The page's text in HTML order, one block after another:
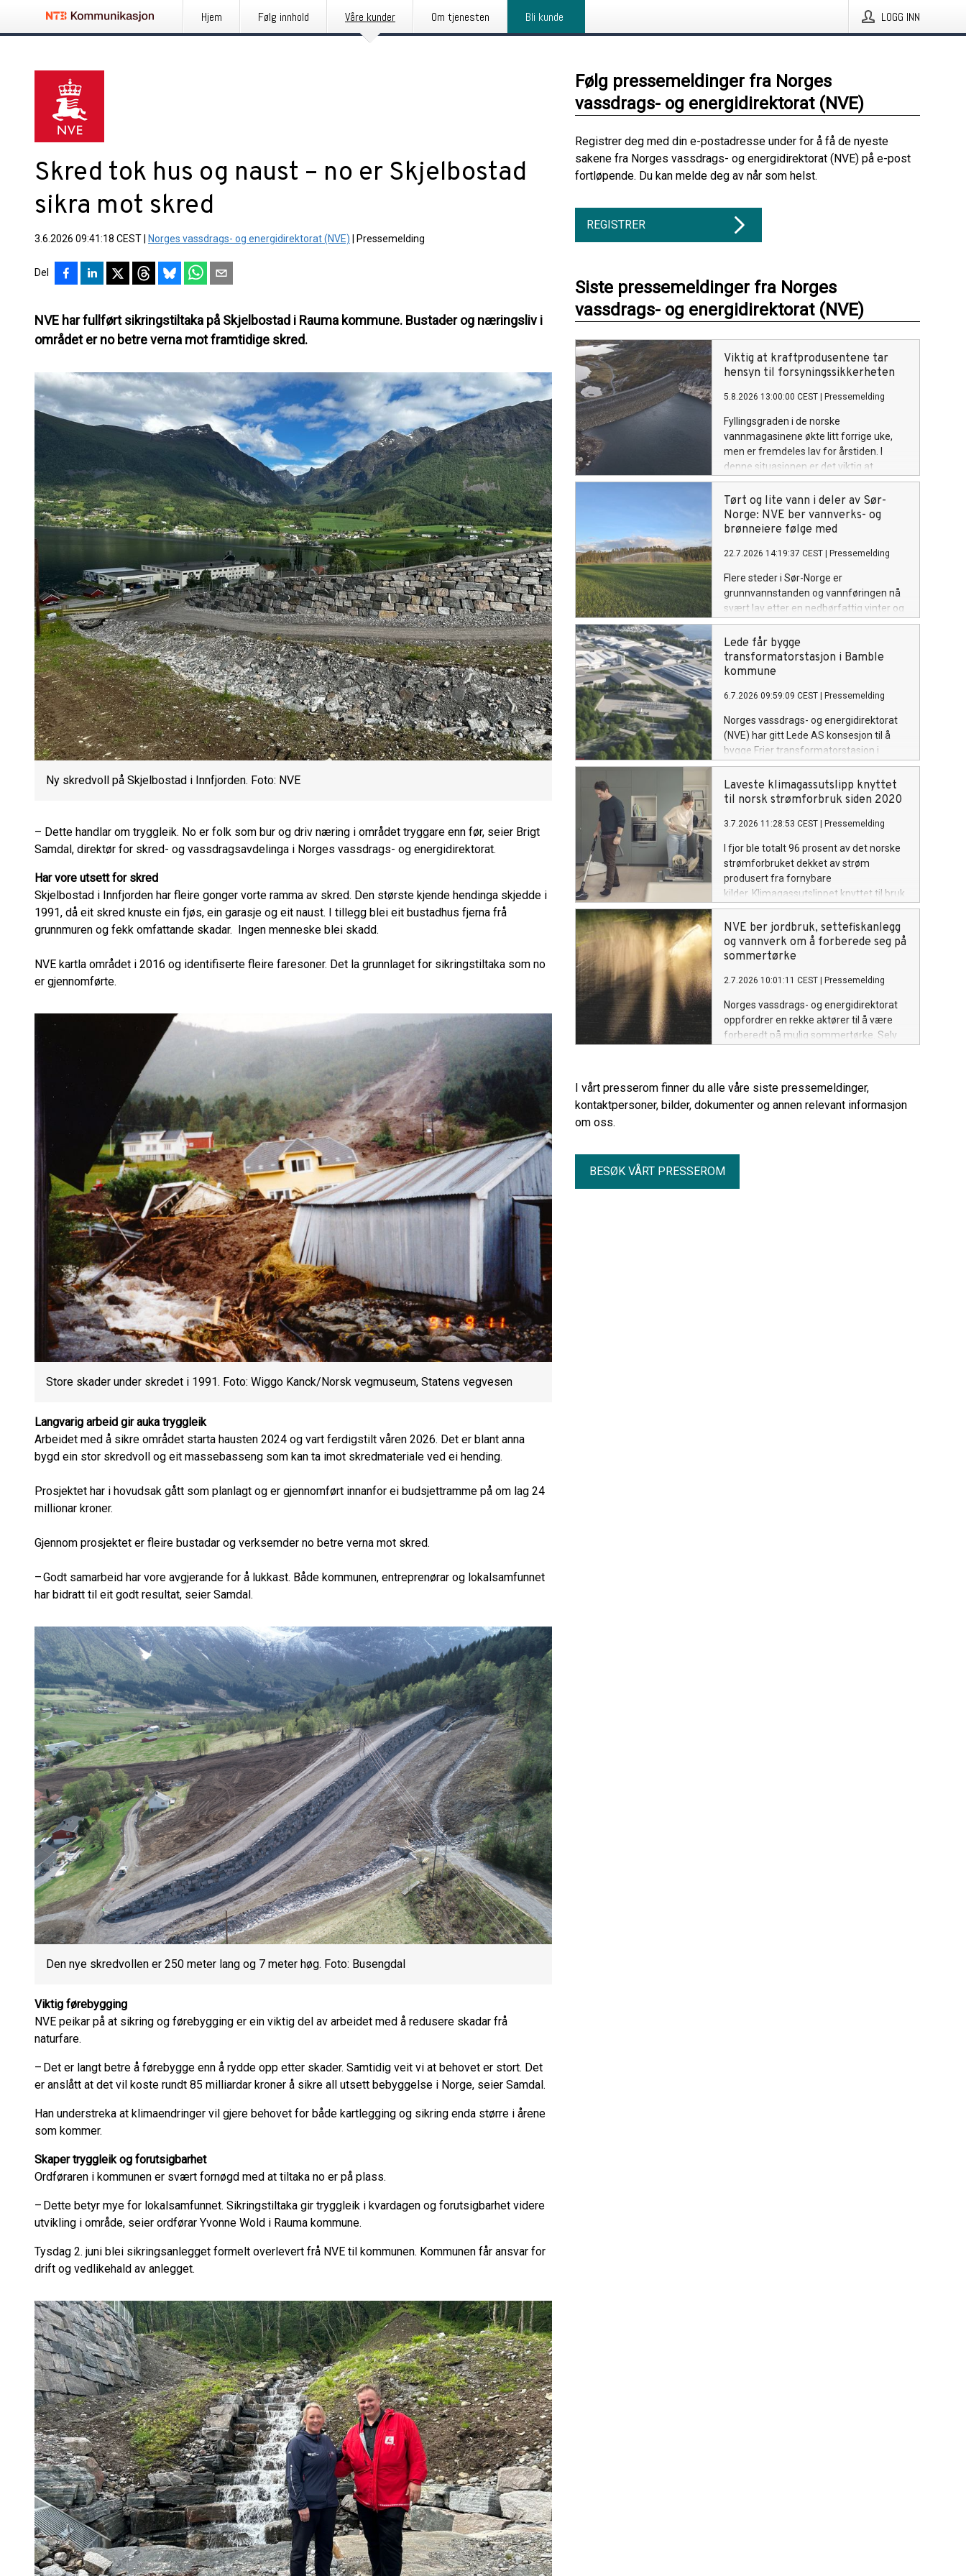
Hjem Følg innhold Våre kunder Om tjenesten Bli kunde LOGG INN
Skred tok hus og naust – no er Skjelbostad
sikra mot skred
3.6.2026 09:41:18 CEST Norges vassdrags- og energidirektorat (NVE) Pressemelding
Del
NVE har fullført sikringstiltaka på Skjelbostad i Rauma kommune. Bustader og næringsliv i
området er no betre verna mot framtidige skred.
Ny skredvoll på Skjelbostad i Innfjorden. Foto: NVE
– Dette handlar om tryggleik. No er folk som bur og driv næring i området tryggare enn før, seier Brigt
Samdal, direktør for skred- og vassdragsavdelinga i Norges vassdrags- og energidirektorat.
Har vore utsett for skred
Skjelbostad i Innfjorden har fleire gonger vorte ramma av skred. Den største kjende hendinga skjedde i
1991, då eit skred knuste ein fjøs, ein garasje og eit naust. I tillegg blei eit bustadhus fjerna frå
grunnmuren og fekk omfattande skadar. Ingen menneske blei skadd.
NVE kartla området i 2016 og identifiserte fleire faresoner. Det la grunnlaget for sikringstiltaka som no
er gjennomførte.
Store skader under skredet i 1991. Foto: Wiggo Kanck/Norsk vegmuseum, Statens vegvesen
Langvarig arbeid gir auka tryggleik
Arbeidet med å sikre området starta hausten 2024 og vart ferdigstilt våren 2026. Det er blant anna
bygd ein stor skredvoll og eit massebasseng som kan ta imot skredmateriale ved ei hending.
Prosjektet har i hovudsak gått som planlagt og er gjennomført innanfor ei budsjettramme på om lag 24
millionar kroner.
Gjennom prosjektet er fleire bustadar og verksemder no betre verna mot skred.
– Godt samarbeid har vore avgjerande for å lukkast. Både kommunen, entreprenørar og lokalsamfunnet
har bidratt til eit godt resultat, seier Samdal.
Den nye skredvollen er 250 meter lang og 7 meter høg. Foto: Busengdal
Viktig førebygging
NVE peikar på at sikring og førebygging er ein viktig del av arbeidet med å redusere skadar frå
naturfare.
– Det er langt betre å førebygge enn å rydde opp etter skader. Samtidig veit vi at behovet er stort. Det
er anslått at det vil koste rundt 85 milliardar kroner å sikre all utsett bebyggelse i Norge, seier Samdal.
Han understreka at klimaendringer vil gjere behovet for både kartlegging og sikring enda større i årene
som kommer.
Skaper tryggleik og forutsigbarhet
Ordføraren i kommunen er svært fornøgd med at tiltaka no er på plass.
– Dette betyr mye for lokalsamfunnet. Sikringstiltaka gir tryggleik i kvardagen og forutsigbarhet videre
utvikling i område, seier ordførar Yvonne Wold i Rauma kommune.
Tysdag 2. juni blei sikringsanlegget formelt overlevert frå NVE til kommunen. Kommunen får ansvar for
drift og vedlikehald av anlegget.
Følg pressemeldinger fra Norges
vassdrags- og energidirektorat (NVE)
Registrer deg med din e-postadresse under for å få de nyeste
sakene fra Norges vassdrags- og energidirektorat (NVE) på e-post
fortløpende. Du kan melde deg av når som helst.
REGISTRER
Siste pressemeldinger fra Norges
vassdrags- og energidirektorat (NVE)
Viktig at kraftprodusentene tar
hensyn til forsyningssikkerheten
5.8.2026 13:00:00 CEST Pressemelding
Fyllingsgraden i de norske
vannmagasinene økte litt forrige uke,
men er fremdeles lav for årstiden. I
denne situasjonen er det viktig at
vannkraftprodusentene tar inn over seg
ansvaret de har for vinterens
forsyningssikkerhet. NVE følger
utviklingen av kraftsituasjonen, i tett
NVE innføre en rapporteringsordning for
kraftprodusentene.
Tørt og lite vann i deler av Sør-
Norge: NVE ber vannverks- og
brønneiere følge med
22.7.2026 14:19:37 CEST Pressemelding
Flere steder i Sør-Norge er
grunnvannstanden og vannføringen nå
svært lav etter en nedbørfattig vinter og
en varm, tørr sommer. NVE ber
vannverkseiere, brønneiere og andre
som tar ut vann om å følge utviklingen
og være forberedt på å gjøre
kommer mye regn de neste ukene.
Lede får bygge
transformatorstasjon i Bamble
kommune
6.7.2026 09:59:09 CEST Pressemelding
Norges vassdrags- og energidirektorat
(NVE) har gitt Lede AS konsesjon til å
bygge Frier transformatorstasjon i
Telemark ved industriområdet Frier
Vest. De har også fått tillatelse til å
bygge to parallelle kraftledninger på 5,5
Herum transformatorstasjon.
Laveste klimagassutslipp knyttet
til norsk strømforbruk siden 2020
3.7.2026 11:28:53 CEST Pressemelding
I fjor ble totalt 96 prosent av det norske
strømforbruket dekket av strøm
produsert fra fornybare
kilder. Klimagassutslippet knyttet til bruk
av strøm i Norge har gått ned blant
annet på grunn av mindre import fra
naboland med høyere andel
kraftproduksjon med klimautslipp. Det
levert strøm i 2025.
NVE ber jordbruk, settefiskanlegg
og vannverk om å forberede seg på
sommertørke
2.7.2026 10:01:11 CEST Pressemelding
Norges vassdrags- og energidirektorat
oppfordrer en rekke aktører til å være
forberedt på mulig sommertørke. Selv
overvåking og tiltak dersom situasjonen
endrer seg gjennom sommeren.
I vårt presserom finner du alle våre siste pressemeldinger,
kontaktpersoner, bilder, dokumenter og annen relevant informasjon
om oss.
BESØK VÅRT PRESSEROM